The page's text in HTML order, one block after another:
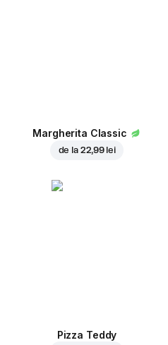
Margherita Classic
de la 22,99 lei
Pizza Teddy